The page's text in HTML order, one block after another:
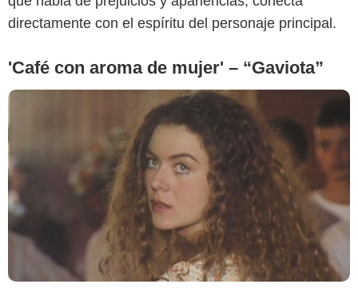
directamente con el espíritu del personaje principal.
'Café con aroma de mujer' – “Gaviota”